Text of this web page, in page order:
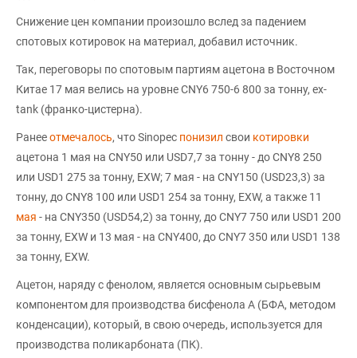
Снижение цен компании произошло вслед за падением
спотовых котировок на материал, добавил источник.
Так, переговоры по спотовым партиям ацетона в Восточном
Китае 17 мая велись на уровне CNY6 750-6 800 за тонну, ex-
tank (франко-цистерна).
Ранееотмечалось, что Sinopec понизил свои котировки
ацетона 1 мая на CNY50 или USD7,7 за тонну - до CNY8 250
или USD1 275 за тонну, EXW; 7 мая - на CNY150 (USD23,3) за
тонну, до CNY8 100 или USD1 254 за тонну, EXW, а также 11
мая - на CNY350 (USD54,2) за тонну, до CNY7 750 или USD1 200
за тонну, EXW и 13 мая - на CNY400, до CNY7 350 или USD1 138
за тонну, EXW.
Ацетон, наряду с фенолом, является основным сырьевым
компонентом для производства бисфенола А (БФА, методом
конденсации), который, в свою очередь, используется для
производства поликарбоната (ПК).